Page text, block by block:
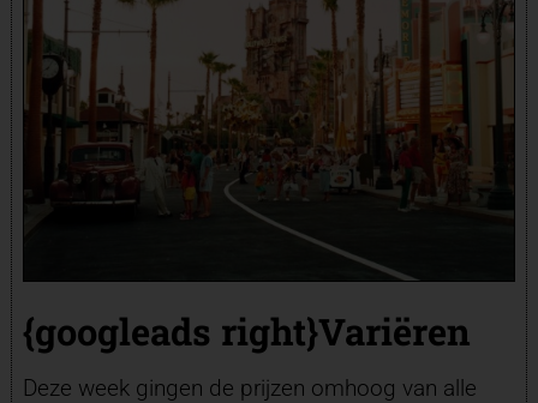
{googleads right}Variëren
Deze week gingen de prijzen omhoog van alle